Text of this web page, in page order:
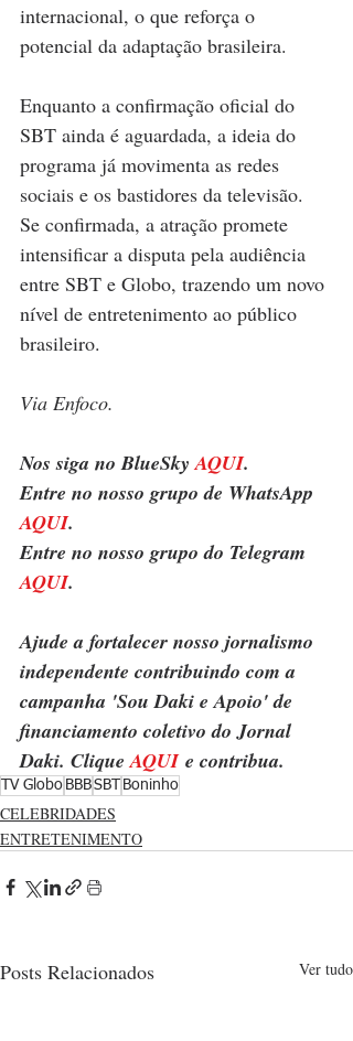
internacional, o que reforça o
potencial da adaptação brasileira.
Enquanto a confirmação oficial do
SBT ainda é aguardada, a ideia do
programa já movimenta as redes
sociais e os bastidores da televisão.
Se confirmada, a atração promete
intensificar a disputa pela audiência
entre SBT e Globo, trazendo um novo
nível de entretenimento ao público
brasileiro.
Via Enfoco.
Nos siga no BlueSky AQUI.
Entre no nosso grupo de WhatsApp
AQUI.
Entre no nosso grupo do Telegram
AQUI.
Ajude a fortalecer nosso jornalismo
independente contribuindo com a
campanha 'Sou Daki e Apoio' de
financiamento coletivo do Jornal
Daki. Clique AQUI e contribua.
TV Globo BBBSBT Boninho
CELEBRIDADES
ENTRETENIMENTO
Posts Relacionados Ver tudo